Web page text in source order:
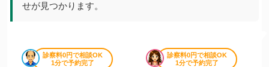
せが見つかります。
診察料0円で相談OK
1分で予約完了
診察料0円で相談OK
1分で予約完了